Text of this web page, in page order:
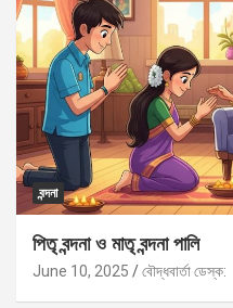
বন্দনা
পিতৃ বন্দনা ও মাতৃ বন্দনা পালি
June 10, 2025 বৌদ্ধবার্তা ডেস্ক: